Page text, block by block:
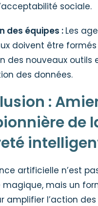
sociale.
des équipes : Les
doivent être
des nouveaux outils
des données.
:
de
artificielle n’est
mais un
amplifier l’action